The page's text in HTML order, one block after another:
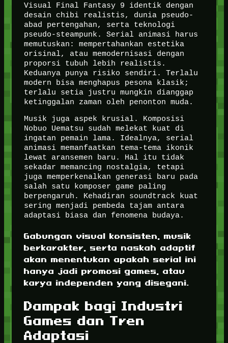
Visual Final Fantasy 9 identik dengan
desain chibi realistis, dunia pseudo-
abad pertengahan, serta teknologi
pseudo-steampunk. Serial animasi harus
memutuskan: mempertahankan estetika
orisinal, atau memodernisasi dengan
proporsi tubuh lebih realistis.
Keduanya punya risiko sendiri. Terlalu
modern bisa menghapus pesona klasik;
terlalu setia justru mungkin dianggap
ketinggalan zaman oleh penonton muda.
Musik juga aspek krusial. Komposisi
Nobuo Uematsu sudah melekat kuat di
ingatan pemain lama. Idealnya, serial
animasi memanfaatkan tema-tema ikonik
lewat aransemen baru. Hal itu tidak
sekadar memancing nostalgia, tetapi
juga memperkenalkan generasi baru pada
salah satu komposer game paling
berpengaruh. Kehadiran soundtrack kuat
sering menjadi pembeda tajam antara
adaptasi biasa dan fenomena budaya.
Gabungan visual konsisten, musik
berkarakter, serta naskah adaptif
akan menentukan apakah serial ini
hanya jadi promosi games, atau
karya independen yang disegani.
Dampak bagi Industri
Games dan Tren
Adaptasi